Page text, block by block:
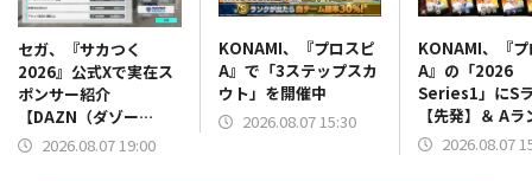
セガ、『サカつく
2026』公式Xで実在ス
ポンサー紹介
【DAZN（ダゾー
ン）】篇をポスト
2026.08.07 19:00
KONAMI、『プロスピ
A』で「3ステップスカ
ウト」を開催中
2026.08.07 15:30
KONAMI、『
A』の「2026
Series1」にS
【先発】＆ Aラ
【野手】新登
2026.08.07